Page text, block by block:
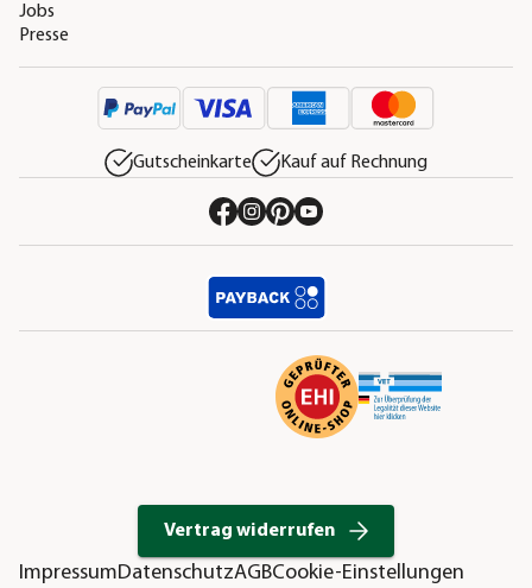
Jobs
Presse
Gutscheinkarte Kauf auf Rechnung
Vertrag widerrufen
ImpressumDatenschutzAGBCookie-Einstellungen